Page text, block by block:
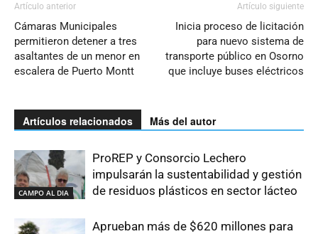
Artículo anterior
Cámaras Municipales
permitieron detener a tres
asaltantes de un menor en
escalera de Puerto Montt
Artículo siguiente
Inicia proceso de licitación
para nuevo sistema de
transporte público en Osorno
que incluye buses eléctricos
Artículos relacionados Más del autor
CAMPO AL DIA
ProREP y Consorcio Lechero
impulsarán la sustentabilidad y gestión
de residuos plásticos en sector lácteo
Aprueban más de $620 millones para